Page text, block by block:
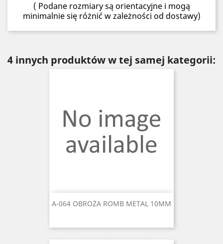
( Podane rozmiary są orientacyjne i mogą
minimalnie się różnić w zależności od dostawy)
4 innych produktów w tej samej kategorii:
A-064 OBROŻA ROMB METAL 10MM